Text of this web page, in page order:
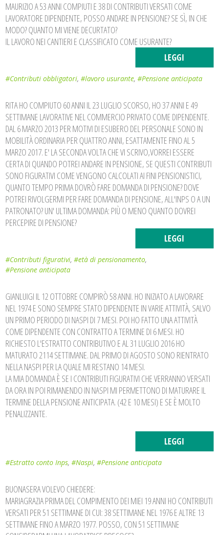
MAURIZIO A 53 ANNI COMPIUTI E 38 DI CONTRIBUTI VERSATI COME
LAVORATORE DIPENDENTE, POSSO ANDARE IN PENSIONE? SE SÌ, IN CHE
MODO? QUANTO MI VIENE DECURTATO?
IL LAVORO NEI CANTIERI E CLASSIFICATO COME USURANTE?
LEGGI
#Contributi obbligatori,#lavoro usurante,#Pensione anticipata
RITA HO COMPIUTO 60 ANNI IL 23 LUGLIO SCORSO, HO 37 ANNI E 49
SETTIMANE LAVORATIVE NEL COMMERCIO PRIVATO COME DIPENDENTE.
DAL 6 MARZO 2013 PER MOTIVI DI ESUBERO DEL PERSONALE SONO IN
MOBILITÀ ORDINARIA PER QUATTRO ANNI, ESATTAMENTE FINO AL 5
MARZO 2017. E' LA SECONDA VOLTA CHE VI SCRIVO,VORREI ESSERE
CERTA DI QUANDO POTREI ANDARE IN PENSIONE, SE QUESTI CONTRIBUTI
SONO FIGURATIVI COME VENGONO CALCOLATI AI FINI PENSIONISTICI,
QUANTO TEMPO PRIMA DOVRÒ FARE DOMANDA DI PENSIONE? DOVE
POTREI RIVOLGERMI PER FARE DOMANDA DI PENSIONE, ALL'INPS O A UN
PATRONATO? UN' ULTIMA DOMANDA: PIÙ O MENO QUANTO DOVREI
PERCEPIRE DI PENSIONE?
LEGGI
#Contributi figurativi,#età di pensionamento,
#Pensione anticipata
GIANLUIGI IL 12 OTTOBRE COMPIRÒ 58 ANNI. HO INIZIATO A LAVORARE
NEL 1974 E SONO SEMPRE STATO DIPENDENTE IN VARIE ATTIVITÀ, SALVO
UN PRIMO PERIODO DI NASPI DI 7 MESI. POI HO FATTO UNA ATTIVITÀ
COME DIPENDENTE CON CONTRATTO A TERMINE DI 6 MESI. HO
RICHIESTO L'ESTRATTO CONTRIBUTIVO E AL 31 LUGLIO 2016 HO
MATURATO 2114 SETTIMANE. DAL PRIMO DI AGOSTO SONO RIENTRATO
NELLA NASPI PER LA QUALE MI RESTANO 14 MESI.
LA MIA DOMANDA È SE I CONTRIBUTI FIGURATIVI CHE VERRANNO VERSATI
DA ORA IN POI RIMANENDO IN NASPI MI PERMETTONO DI MATURARE IL
TERMINE DELLA PENSIONE ANTICIPATA. (42 E 10 MESI) E SE È MOLTO
PENALIZZANTE.
LEGGI
#Estratto conto Inps,#Naspi,#Pensione anticipata
BUONASERA VOLEVO CHIEDERE:
MARIAGRAZIA PRIMA DEL COMPIMENTO DEI MIEI 19 ANNI HO CONTRIBUTI
VERSATI PER 51 SETTIMANE DI CUI: 38 SETTIMANE NEL 1976 E ALTRE 13
SETTIMANE FINO A MARZO 1977. POSSO, CON 51 SETTIMANE